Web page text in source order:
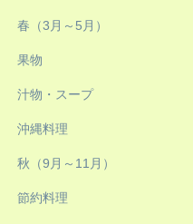
春（3月～5月）
果物
汁物・スープ
沖縄料理
秋（9月～11月）
節約料理